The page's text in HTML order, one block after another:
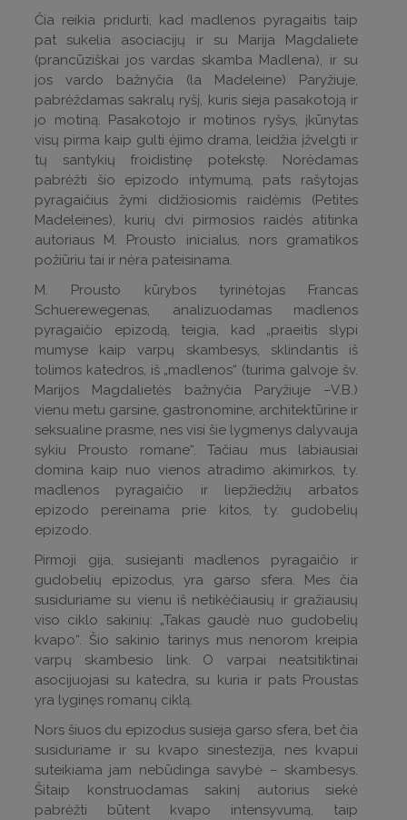
Čia reikia pridurti, kad madlenos pyragaitis taip
pat sukelia asociacijų ir su Marija Magdaliete
(prancūziškai jos vardas skamba Madlena), ir su
jos vardo bažnyčia (la Madeleine) Paryžiuje,
pabrėždamas sakralų ryšį, kuris sieja pasakotoją ir
jo motiną. Pasakotojo ir motinos ryšys, įkūnytas
visų pirma kaip gulti ėjimo drama, leidžia įžvelgti ir
tų santykių froidistinę potekstę. Norėdamas
pabrėžti šio epizodo intymumą, pats rašytojas
pyragaičius žymi didžiosiomis raidėmis (Petites
Madeleines), kurių dvi pirmosios raidės atitinka
autoriaus M. Prousto inicialus, nors gramatikos
požiūriu tai ir nėra pateisinama.
M. Prousto kūrybos tyrinėtojas Francas
Schuerewegenas, analizuodamas madlenos
pyragaičio epizodą, teigia, kad „praeitis slypi
mumyse kaip varpų skambesys, sklindantis iš
tolimos katedros, iš „madlenos“ (turima galvoje šv.
Marijos Magdalietės bažnyčia Paryžiuje –V.B.)
vienu metu garsine, gastronomine, architektūrine ir
seksualine prasme, nes visi šie lygmenys dalyvauja
sykiu Prousto romane“. Tačiau mus labiausiai
domina kaip nuo vienos atradimo akimirkos, t.y.
madlenos pyragaičio ir liepžiedžių arbatos
epizodo pereinama prie kitos, t.y. gudobelių
epizodo.
Pirmoji gija, susiejanti madlenos pyragaičio ir
gudobelių epizodus, yra garso sfera. Mes čia
susiduriame su vienu iš netikėčiausių ir gražiausių
viso ciklo sakinių: „Takas gaudė nuo gudobelių
kvapo“. Šio sakinio tarinys mus nenorom kreipia
varpų skambesio link. O varpai neatsitiktinai
asocijuojasi su katedra, su kuria ir pats Proustas
yra lyginęs romanų ciklą.
Nors šiuos du epizodus susieja garso sfera, bet čia
susiduriame ir su kvapo sinestezija, nes kvapui
suteikiama jam nebūdinga savybė – skambesys.
Šitaip konstruodamas sakinį autorius siekė
pabrėžti būtent kvapo intensyvumą, taip